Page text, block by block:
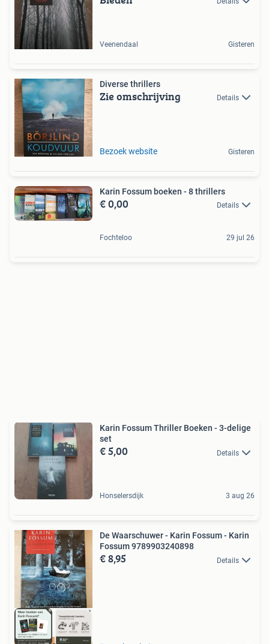
Veenendaal Gisteren
Diverse thrillers
Zie omschrijving Details
Bezoek website Gisteren
Karin Fossum boeken - 8 thrillers
€ 0,00 Details
Fochteloo 29 jul 26
Karin Fossum Thriller Boeken - 3-delige
set
€ 5,00 Details
Honselersdijk 3 aug 26
De Waarschuwer - Karin Fossum - Karin
Fossum 9789903240898
€ 8,95 Details